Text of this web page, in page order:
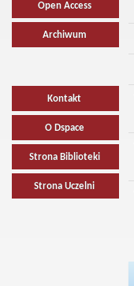
Open Access
Archiwum
Kontakt
O Dspace
Strona Biblioteki
Strona Uczelni